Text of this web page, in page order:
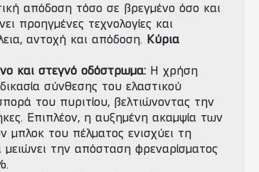
απόδοση τόσο σε βρεγμένο όσο και
προηγμένες τεχνολογίες και
αντοχή και απόδοση.
Κύρια
και στεγνό οδόστρωμα: Η χρήση
σύνθεσης του ελαστικού
του πυριτίου, βελτιώνοντας την
Επιπλέον, η αυξημένη ακαμψία των
μπλοκ του πέλματος ενισχύει τη
την απόσταση φρεναρίσματος